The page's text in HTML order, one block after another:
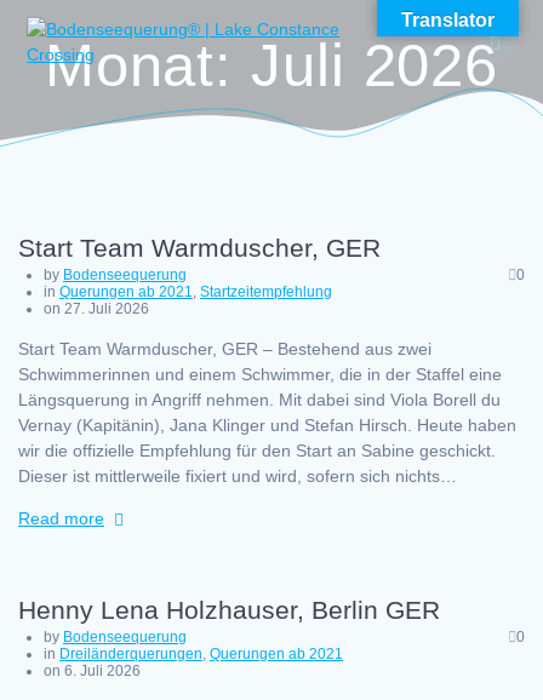
to
Monat: Juli 2026
Start Team Warmduscher, GER
by Bodenseequerung
in Querungen ab 2021, Startzeitempfehlung
on 27. Juli 2026
0
Start Team Warmduscher, GER – Bestehend aus zwei
Schwimmerinnen und einem Schwimmer, die in der Staffel eine
Längsquerung in Angriff nehmen. Mit dabei sind Viola Borell du
Vernay (Kapitänin), Jana Klinger und Stefan Hirsch. Heute haben
wir die offizielle Empfehlung für den Start an Sabine geschickt.
Dieser ist mittlerweile fixiert und wird, sofern sich nichts…
Read more
Henny Lena Holzhauser, Berlin GER
by Bodenseequerung
in Dreiländerquerungen, Querungen ab 2021
on 6. Juli 2026
0
Translator